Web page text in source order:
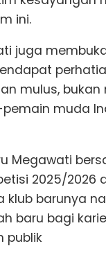
ini.
juga
mulus,
muda
Megawati
2025/2026
barunya
baru bagi
publik